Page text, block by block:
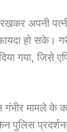
रखकर अपनी
हो सके।
गया, जिसे
गंभीर मामले के